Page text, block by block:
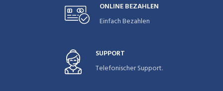
ONLINE BEZAHLEN
Einfach Bezahlen
SUPPORT
Telefonischer Support.